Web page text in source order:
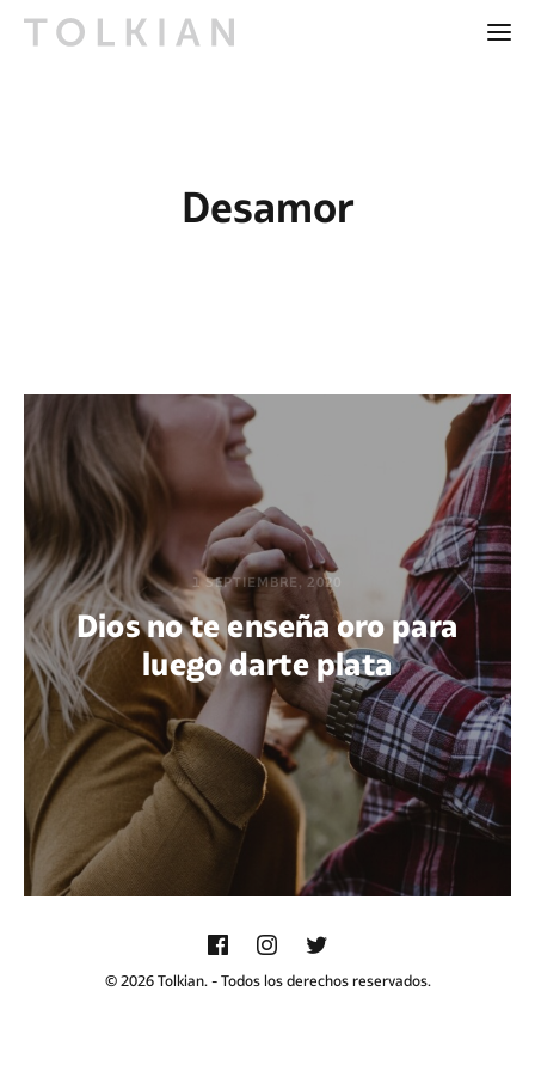
Desamor
1 SEPTIEMBRE, 2020
Dios no te enseña oro para
luego darte plata
POR MAFALDA CIRENEI
© 2026 Tolkian. - Todos los derechos reservados.